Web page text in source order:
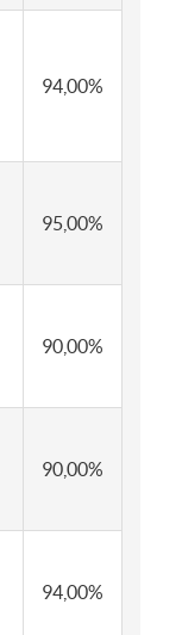
94,00%
95,00%
90,00%
90,00%
94,00%